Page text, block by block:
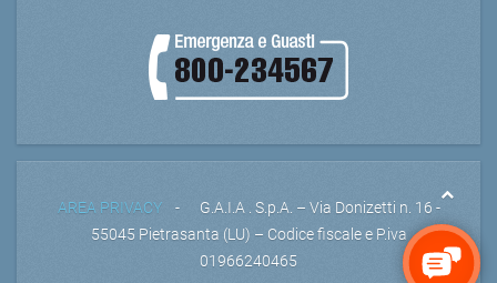
AREA PRIVACY- G.A.I.A . S.p.A. – Via Donizetti n. 16 -
55045 Pietrasanta (LU) – Codice fiscale e P.iva
01966240465